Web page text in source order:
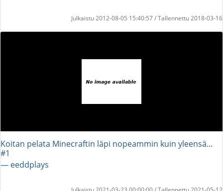
Julkaistu 2012-08-05 15:40:57 / Tallennettu 2018-03-16
Koitan pelata Minecraftin läpi nopeammin kuin yleensä...
#1
― eeddplays